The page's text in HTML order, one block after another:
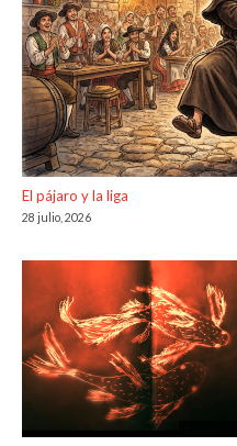
El pájaro y la liga
28 julio, 2026